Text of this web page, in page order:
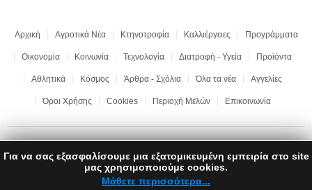
Αρχική Αγροτικά Νέα Κτηνοτροφία Καλλιέργειες Προγράμματα
Οικονομία Κοινωνία Τεχνολογία Διατροφή - Υγεία Προϊόντα
Αθλητικά Κόσμος Άρθρα - Σχόλια Όλα τα νέα Αγγελίες
Όροι Χρήσης Cookies Περιοχή Μελών Επικοινωνία
Copyright © 2017 "Ημαθιώτικη Γη" | All rights reserved | Development by
LEONweb
Για να σας εξασφαλίσουμε μια εξατομικευμένη εμπειρία στο site
μας χρησιμοποιούμε cookies.
Μάθετε περισσότερα...